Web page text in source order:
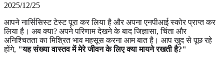
2025/12/25
आपने नार्सिसिस्ट टेस्ट पूरा कर लिया है और अपना एनपीआई स्कोर प्राप्त कर
लिया है। अब क्या? अपने परिणाम देखने के बाद जिज्ञासा, चिंता और
अनिश्चितता का मिश्रित भाव महसूस करना आम बात है। आप खुद से पूछ रहे
होंगे, "यह संख्या वास्तव में मेरे जीवन के लिए क्या मायने रखती है?"